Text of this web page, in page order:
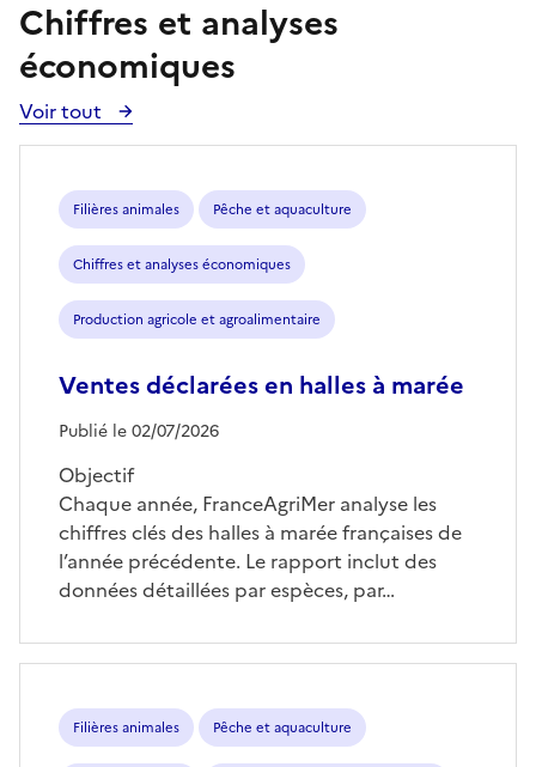
Chiffres et analyses
économiques
Voir tout
Voir
toutes
publications
Filières animales Pêche et aquaculture
Chiffres et analyses économiques
Production agricole et agroalimentaire
Ventes déclarées en halles à marée
Publié le 02/07/2026
Objectif
Chaque année, FranceAgriMer analyse les
chiffres clés des halles à marée françaises de
l’année précédente. Le rapport inclut des
données détaillées par espèces, par…
Filières animales Pêche et aquaculture